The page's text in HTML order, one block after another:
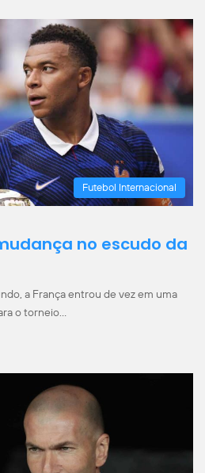
Futebol Internacional
no escudo da
a França entrou de vez em uma
o torneio…